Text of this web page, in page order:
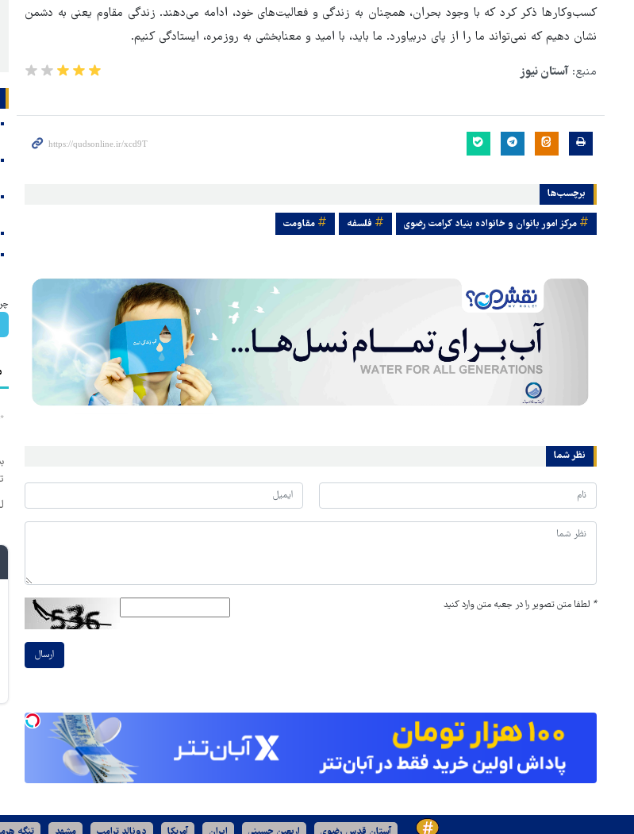
کسب‌وکارها ذکر کرد که با وجود بحران، همچنان به زندگی و فعالیت‌های خود، ادامه می‌دهند. زندگی مقاوم یعنی به دشمن
نشان دهیم که نمی‌تواند ما را از پای دربیاورد. ما باید، با امید و معنابخشی به روزمره، ایستادگی کنیم.
منبع: آستان نیوز
برچسب‌ها
مرکز امور بانوان و خانواده بنیاد کرامت رضوی فلسفه مقاومت
نظر شما
* لطفا متن تصویر را در جعبه متن وارد کنید
ارسال
تا